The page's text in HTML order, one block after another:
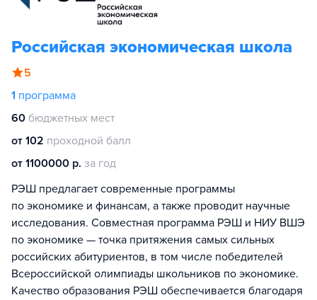
Российская экономическая школа
5
1 программа
60 бюджетных мест
от 102 проходной балл
от 1100000 р. за год
РЭШ предлагает современные программы
по экономике и финансам, а также проводит научные
исследования. Совместная программа РЭШ и НИУ ВШЭ
по экономике — точка притяжения самых сильных
российских абитуриентов, в том числе победителей
Всероссийской олимпиады школьников по экономике.
Качество образования РЭШ обеспечивается благодаря